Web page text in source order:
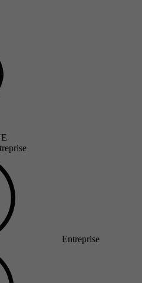
Entreprise